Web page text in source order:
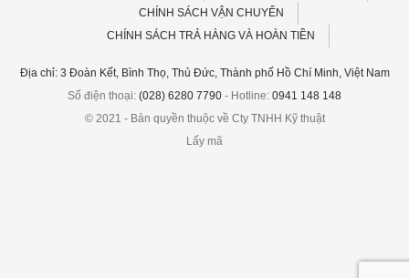
CHÍNH SÁCH VẬN CHUYỂN
CHÍNH SÁCH TRẢ HÀNG VÀ HOÀN TIỀN
Địa chỉ: 3 Đoàn Kết, Bình Thọ, Thủ Đức, Thành phố Hồ Chí Minh, Việt Nam
Số điện thoại: (028) 6280 7790 - Hotline: 0941 148 148
© 2021 - Bản quyền thuộc về Cty TNHH Kỹ thuật
Lấy mã